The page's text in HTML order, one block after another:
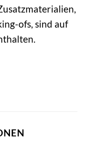
ofs, sind auf